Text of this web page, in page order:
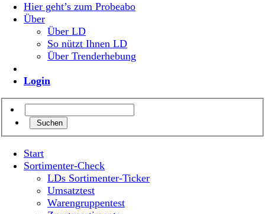
Hier geht’s zum Probeabo
Über
Über LD
So nützt Ihnen LD
Über Trenderhebung
Login
Suchen
Start
Sortimenter-Check
LDs Sortimenter-Ticker
Umsatztest
Warengruppentest